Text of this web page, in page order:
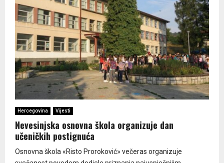
Hercegovina Vijesti
Nevesinjska osnovna škola organizuje dan
učeničkih postignuća
Osnovna škola «Risto Proroković» večeras organizuje